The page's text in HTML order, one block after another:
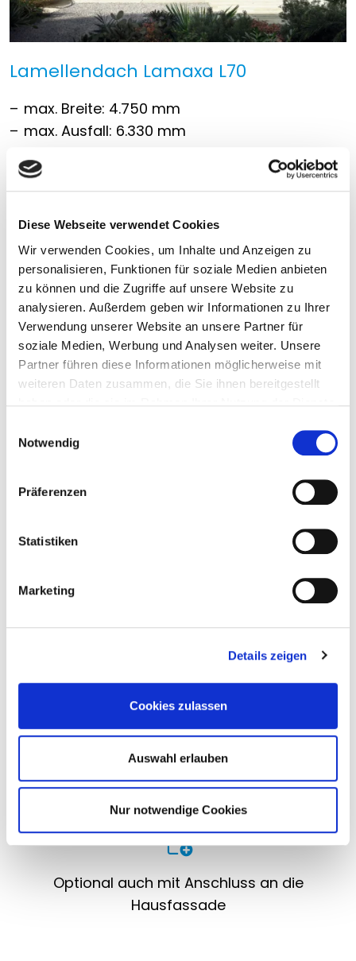
Diese Webseite verwendet Cookies
Wir verwenden Cookies, um Inhalte und Anzeigen zu
personalisieren, Funktionen für soziale Medien anbieten
zu können und die Zugriffe auf unsere Website zu
analysieren. Außerdem geben wir Informationen zu Ihrer
Verwendung unserer Website an unsere Partner für
soziale Medien, Werbung und Analysen weiter. Unsere
Partner führen diese Informationen möglicherweise mit
weiteren Daten zusammen, die Sie ihnen bereitgestellt
Notwendig
Präferenzen
Statistiken
Marketing
Details zeigen
Cookies zulassen
Auswahl erlauben
Nur notwendige Cookies
Lamellendach Lamaxa L70
max. Breite: 4.750 mm
max. Ausfall: 6.330 mm
dreh- und verfahrbare Lamellen auf
Knopfdruck
Produktdetails
Vorteile unserer
Lamellendächer
Großflächiger, frei stehender Sonnenschutz
Sonneneinstrahlung individuell regulierbar
Zuverlässiger Wetterschutz bei geschlossenen
Lamellen
Optional auch mit Anschluss an die
Hausfassade